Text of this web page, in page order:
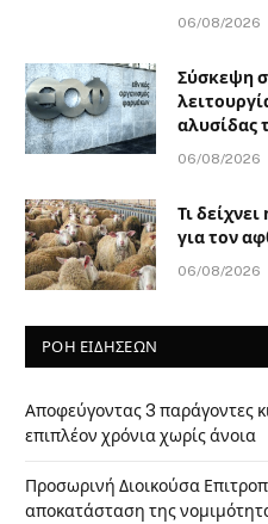
06/08/2026
Σύσκεψη
αλυσίδας
06/08/2026
Τι
για τον
06/08/2026
ΡΟΗ ΕΙΔΗΣΕΩΝ
Αποφεύγοντας 3 παράγοντες
επιπλέον χρόνια χωρίς άνοια
Προσωρινή Διοικούσα
αποκατάσταση της